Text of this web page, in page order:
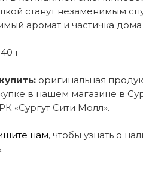
станут незаменимым
аромат и частичка
40 г
оригинальная
в нашем магазине в
«Сургут Сити Молл».
нам, чтобы узнать о